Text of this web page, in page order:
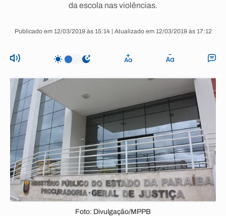
da escola nas violências.
Publicado em 12/03/2019 às 15:14 | Atualizado em 12/03/2019 às 17:12
Foto: Divulgação/MPPB